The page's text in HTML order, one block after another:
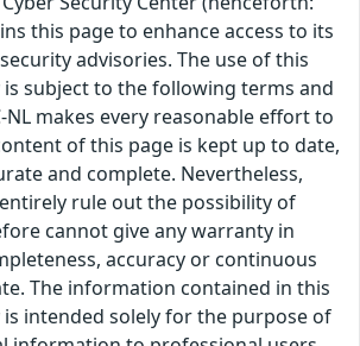
this page to enhance access to its
advisories. The use of this
subject to the following terms and
NL makes every reasonable effort to
of this page is kept up to date,
and complete. Nevertheless,
entirely rule out the possibility of
cannot give any warranty in
accuracy or continuous
The information contained in this
intended solely for the purpose of